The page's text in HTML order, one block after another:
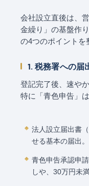
会社設立直後は、
金繰り」の基盤作
の4つのポイントを
1. 税務署への届
登記完了後、速や
特に「青色申告」
法人設立届出書
せる基本の届出。
青色申告承認申
しや、30万円未